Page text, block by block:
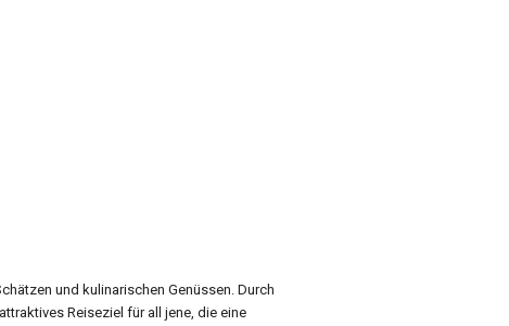
und kulinarischen Genüssen. Durch
Reiseziel für all jene, die eine